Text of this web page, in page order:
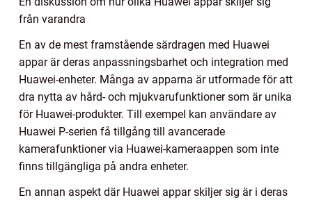
från varandra
En av de mest framstående särdragen med Huawei
appar är deras anpassningsbarhet och integration med
Huawei-enheter. Många av apparna är utformade för att
dra nytta av hård- och mjukvarufunktioner som är unika
för Huawei-produkter. Till exempel kan användare av
Huawei P-serien få tillgång till avancerade
kamerafunktioner via Huawei-kameraappen som inte
finns tillgängliga på andra enheter.
En annan aspekt där Huawei appar skiljer sig är i deras